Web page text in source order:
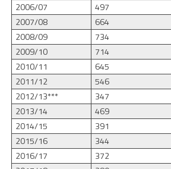
2006/07
497
2007/08
664
2008/09
734
2009/10
714
2010/11
645
2011/12
546
2012/13***
347
2013/14
469
2014/15
391
2015/16
344
2016/17
372